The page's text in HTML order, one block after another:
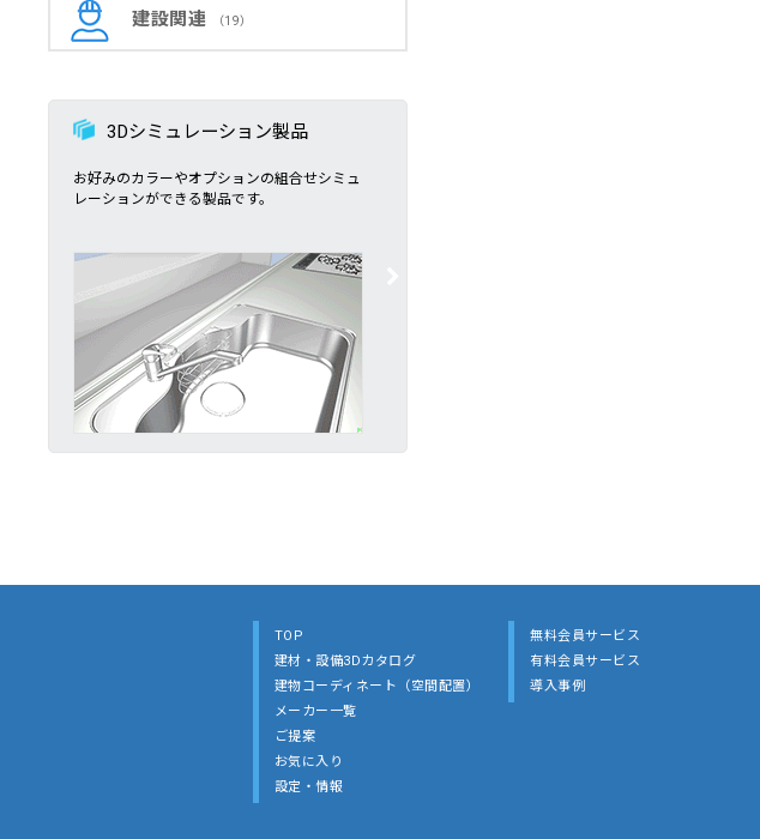
建設関連 （19）
3Dシミュレーション製品
お好みのカラーやオプションの組合せシミュ
レーションができる製品です。
TOP
建材・設備3Dカタログ
建物コーディネート（空間配置）
メーカー一覧
ご提案
お気に入り
設定・情報
無料会員サービス
有料会員サービス
導入事例